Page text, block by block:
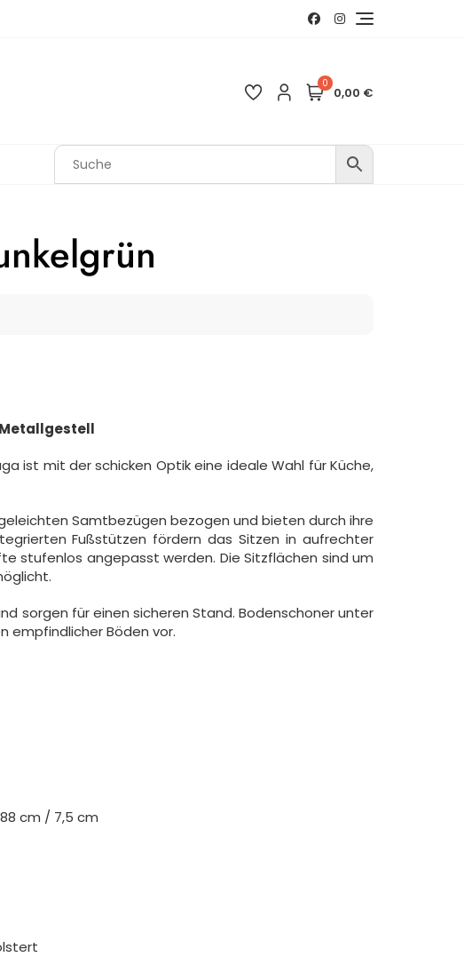
0
0,00 €
ist mit der schicken Optik eine ideale Wahl für Küche,
Samtbezügen bezogen und bieten durch ihre
Fußstützen fördern das Sitzen in aufrechter
stufenlos angepasst werden. Die Sitzflächen sind um
sorgen für einen sicheren Stand. Bodenschoner unter
empfindlicher Böden vor.
cm / 7,5 cm